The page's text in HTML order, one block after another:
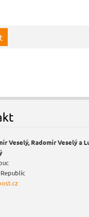
Veselý, Radomír Veselý a
.cz